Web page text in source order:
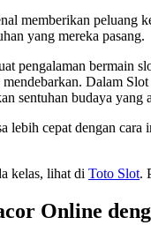
memberikan peluang
yang mereka pasang.
pengalaman bermain
Dalam
sentuhan budaya yang
cepat dengan cara
kelas, lihat di Toto Slot.
Online